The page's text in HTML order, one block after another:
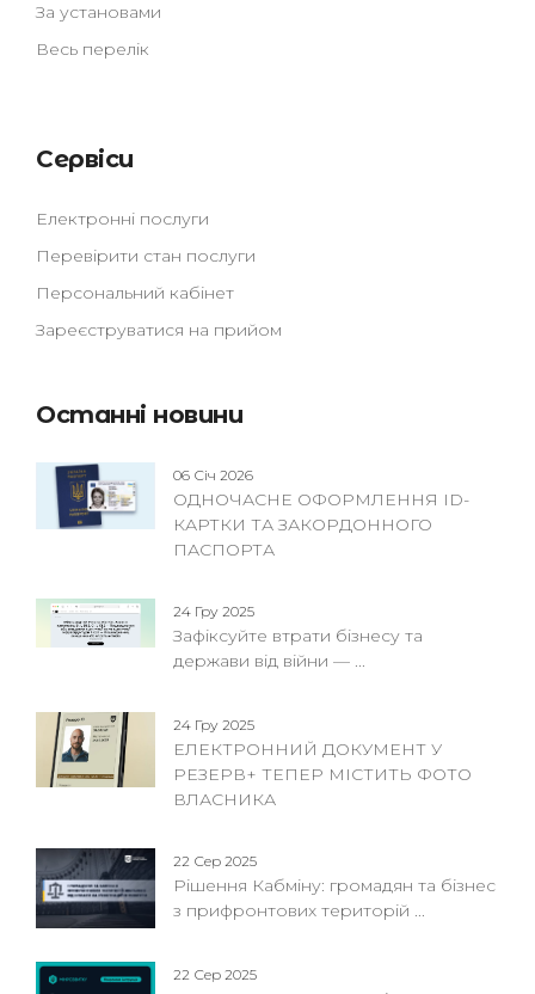
За установами
Весь перелік
Сервіси
Електронні послуги
Перевірити стан послуги
Персональний кабінет
Зареєструватися на прийом
Останні новини
06 Січ 2026
ОДНОЧАСНЕ ОФОРМЛЕННЯ ID-
КАРТКИ ТА ЗАКОРДОННОГО
ПАСПОРТА
24 Гру 2025
Зафіксуйте втрати бізнесу та
держави від війни — ...
24 Гру 2025
ЕЛЕКТРОННИЙ ДОКУМЕНТ У
РЕЗЕРВ+ ТЕПЕР МІСТИТЬ ФОТО
ВЛАСНИКА
22 Сер 2025
Рішення Кабміну: громадян та бізнес
з прифронтових територій ...
22 Сер 2025